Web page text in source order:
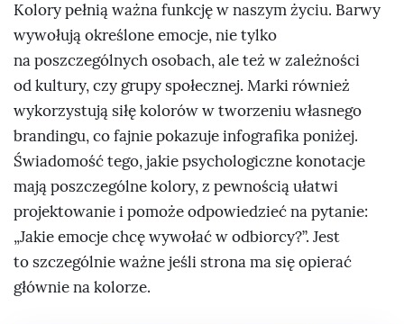
Kolory pełnią ważna funkcję w naszym życiu. Barwy
wywołują określone emocje, nie tylko
na poszczególnych osobach, ale też w zależności
od kultury, czy grupy społecznej. Marki również
wykorzystują siłę kolorów w tworzeniu własnego
brandingu, co fajnie pokazuje infografika poniżej.
Świadomość tego, jakie psychologiczne konotacje
mają poszczególne kolory, z pewnością ułatwi
projektowanie i pomoże odpowiedzieć na pytanie:
Jakie emocje chcę wywołać w odbiorcy?. Jest
to szczególnie ważne jeśli strona ma się opierać
głównie na kolorze.